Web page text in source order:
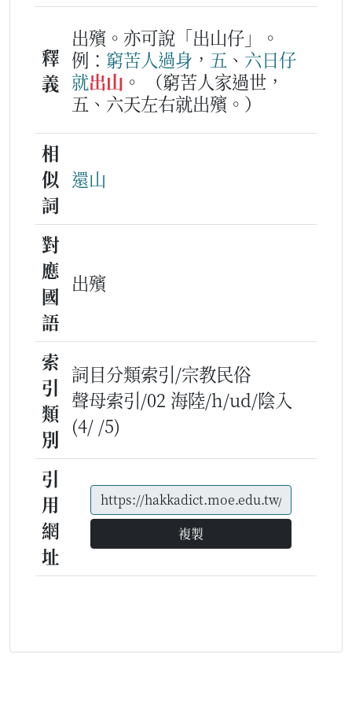
釋
義
出殯。亦可說「出山仔」。
例： 窮苦人過身 ， 五 、 六日仔
就出山 。
（窮苦人家過世，
五、六天左右就出殯。）
相
似
詞
還山
對
應
國
語
出殯
索
引
類
別
詞目分類索引/宗教民俗
聲母索引/02 海陸/h/ud/陰入
(4/ /5)
引
用
網
址
複製